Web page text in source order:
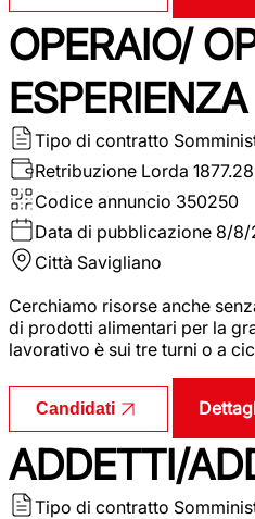
OPERAIO/
ESPERIENZA
Tipo di contratto
Retribuzione Lorda
Codice annuncio 350250
Data di pubblicazione 8/8/
Città Savigliano
Cerchiamo risorse anche
di prodotti alimentari per la
lavorativo è sui tre turni o a
Candidati
ADDETTI/
Tipo di contratto